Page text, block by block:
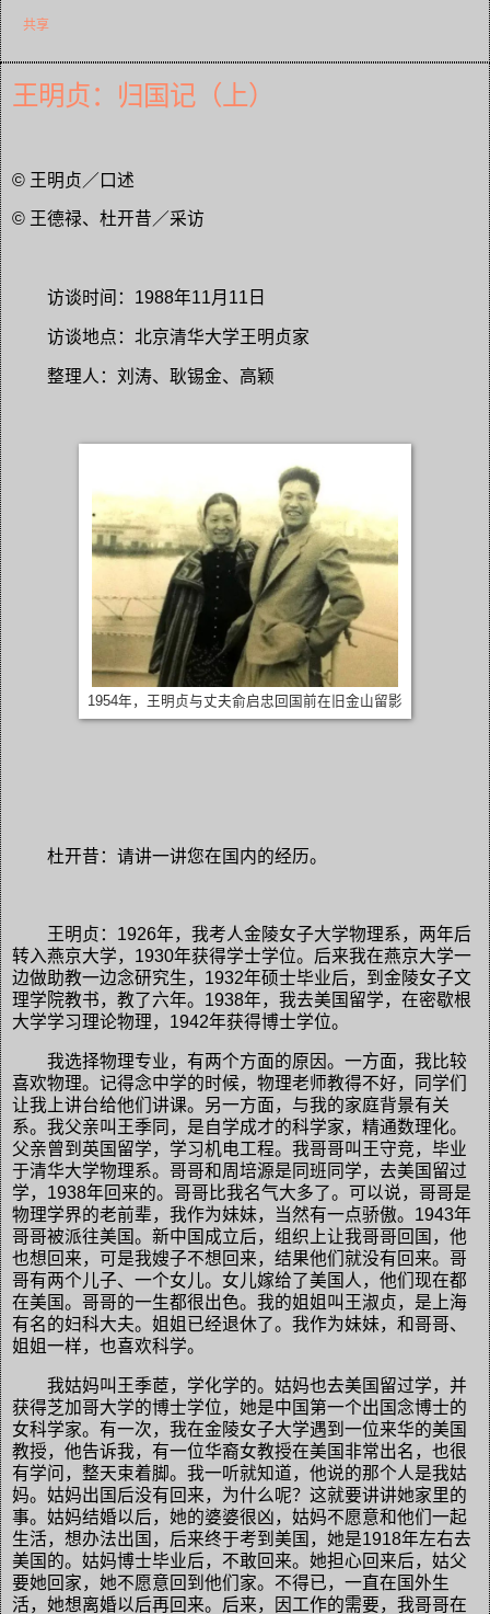
共享
王明贞：归国记（上）
© 王明贞／口述
© 王德禄、杜开昔／采访
访谈时间：1988年11月11日
访谈地点：北京清华大学王明贞家
整理人：刘涛、耿锡金、高颖
1954年，王明贞与丈夫俞启忠回国前在旧金山留影
杜开昔：请讲一讲您在国内的经历。
王明贞：1926年，我考人金陵女子大学物理系，两年后
转入燕京大学，1930年获得学士学位。后来我在燕京大学一
边做助教一边念研究生，1932年硕士毕业后，到金陵女子文
理学院教书，教了六年。1938年，我去美国留学，在密歇根
大学学习理论物理，1942年获得博士学位。
我选择物理专业，有两个方面的原因。一方面，我比较
喜欢物理。记得念中学的时候，物理老师教得不好，同学们
让我上讲台给他们讲课。另一方面，与我的家庭背景有关
系。我父亲叫王季同，是自学成才的科学家，精通数理化。
父亲曾到英国留学，学习机电工程。我哥哥叫王守竞，毕业
于清华大学物理系。哥哥和周培源是同班同学，去美国留过
学，1938年回来的。哥哥比我名气大多了。可以说，哥哥是
物理学界的老前辈，我作为妹妹，当然有一点骄傲。1943年
哥哥被派往美国。新中国成立后，组织上让我哥哥回国，他
也想回来，可是我嫂子不想回来，结果他们就没有回来。哥
哥有两个儿子、一个女儿。女儿嫁给了美国人，他们现在都
在美国。哥哥的一生都很出色。我的姐姐叫王淑贞，是上海
有名的妇科大夫。姐姐已经退休了。我作为妹妹，和哥哥、
姐姐一样，也喜欢科学。
我姑妈叫王季茝，学化学的。姑妈也去美国留过学，并
获得芝加哥大学的博士学位，她是中国第一个出国念博士的
女科学家。有一次，我在金陵女子大学遇到一位来华的美国
教授，他告诉我，有一位华裔女教授在美国非常出名，也很
有学问，整天束着脚。我一听就知道，他说的那个人是我姑
妈。姑妈出国后没有回来，为什么呢？这就要讲讲她家里的
事。姑妈结婚以后，她的婆婆很凶，姑妈不愿意和他们一起
生活，想办法出国，后来终于考到美国，她是1918年左右去
美国的。姑妈博士毕业后，不敢回来。她担心回来后，姑父
要她回家，她不愿意回到他们家。不得已，一直在国外生
活，她想离婚以后再回来。后来，因工作的需要，我哥哥在